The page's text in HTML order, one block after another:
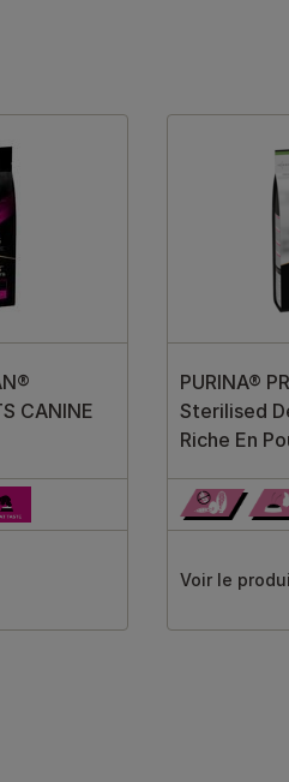
CANINE
PURINA®
Sterilised
Riche En
Voir le